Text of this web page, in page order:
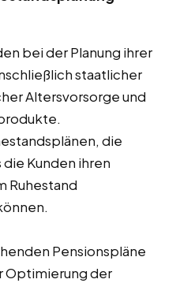
bei der Planung ihrer
staatlicher
Altersvorsorge und
die
Kunden ihren
Ruhestand
Pensionspläne
Optimierung der